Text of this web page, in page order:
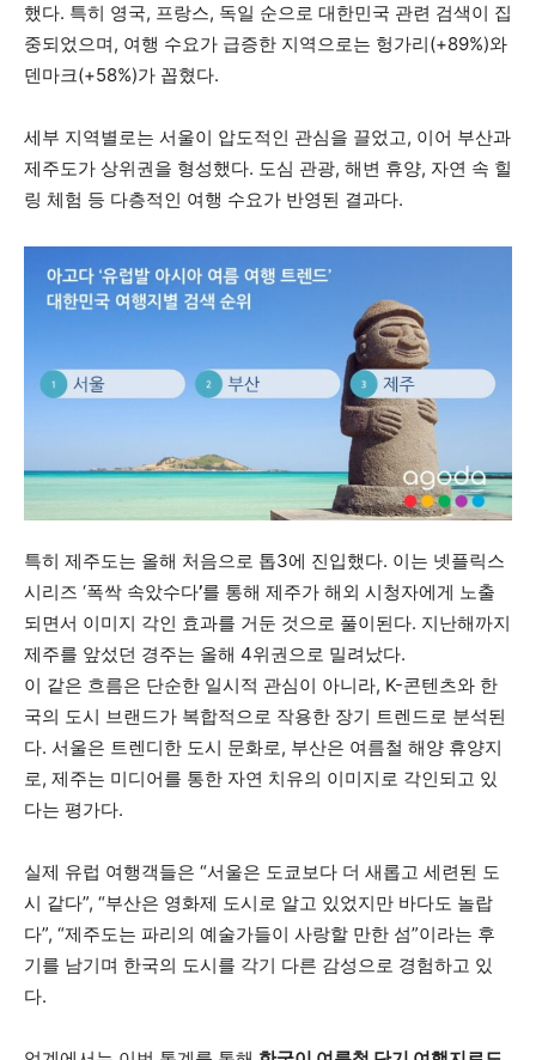
했다. 특히 영국, 프랑스, 독일 순으로 대한민국 관련 검색이 집
중되었으며, 여행 수요가 급증한 지역으로는 헝가리(+89%)와
덴마크(+58%)가 꼽혔다.
세부 지역별로는 서울이 압도적인 관심을 끌었고, 이어 부산과
제주도가 상위권을 형성했다. 도심 관광, 해변 휴양, 자연 속 힐
링 체험 등 다층적인 여행 수요가 반영된 결과다.
특히 제주도는 올해 처음으로 톱3에 진입했다. 이는 넷플릭스
시리즈 ‘폭싹 속았수다’를 통해 제주가 해외 시청자에게 노출
되면서 이미지 각인 효과를 거둔 것으로 풀이된다. 지난해까지
제주를 앞섰던 경주는 올해 4위권으로 밀려났다.
이 같은 흐름은 단순한 일시적 관심이 아니라, K-콘텐츠와 한
국의 도시 브랜드가 복합적으로 작용한 장기 트렌드로 분석된
다. 서울은 트렌디한 도시 문화로, 부산은 여름철 해양 휴양지
로, 제주는 미디어를 통한 자연 치유의 이미지로 각인되고 있
다는 평가다.
실제 유럽 여행객들은 “서울은 도쿄보다 더 새롭고 세련된 도
시 같다”, “부산은 영화제 도시로 알고 있었지만 바다도 놀랍
다”, “제주도는 파리의 예술가들이 사랑할 만한 섬”이라는 후
기를 남기며 한국의 도시를 각기 다른 감성으로 경험하고 있
다.